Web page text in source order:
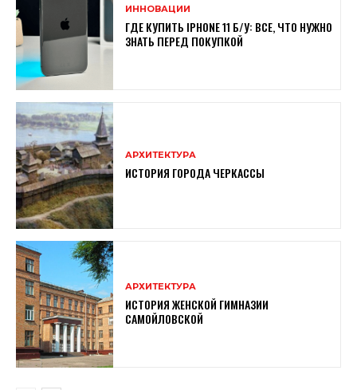
ИННОВАЦИИ
ГДЕ КУПИТЬ IPHONE 11 Б/У: ВСЕ, ЧТО НУЖНО
ЗНАТЬ ПЕРЕД ПОКУПКОЙ
АРХИТЕКТУРА
ИСТОРИЯ ГОРОДА ЧЕРКАССЫ
АРХИТЕКТУРА
ИСТОРИЯ ЖЕНСКОЙ ГИМНАЗИИ
САМОЙЛОВСКОЙ